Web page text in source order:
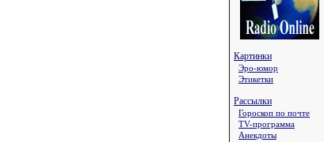
Картинки
Эро-юмор
Этикетки
Рассылки
Гороскоп по почте
TV-программа
Анекдоты